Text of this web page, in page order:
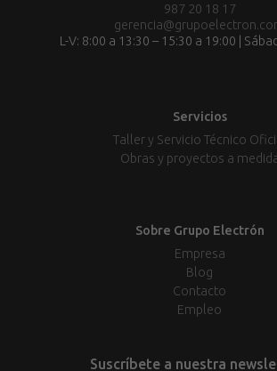
987 20 18 17
L-V: 8:00 a 13:30 – 15:30 a 19:00 |
Servicios
Taller y Servicio Técnico
Obras y proyectos a
Sobre Grupo Electrón
Empresa
Blog
Contacto
Empleo
Suscríbete a nuestra